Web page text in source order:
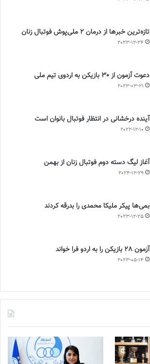
تازه‌ترین خبرها از درمان ۲ ملی‌پوش فوتبال زنان
2023-12-24
دعوت آزمون از 30 بازیکن به اردوی تیم ملی
2023-03-21
آینده درخشانی در انتظار فوتبال بانوان است
2022-12-10
آغاز لیگ دسته دوم فوتبال زنان از بهمن
2024-12-29
بمی‌ها پیکر ملیکا محمدی را بدرقه کردند
2023-12-25
آزمون 28 بازیکن را به اردو فرا خواند
2023-05-14